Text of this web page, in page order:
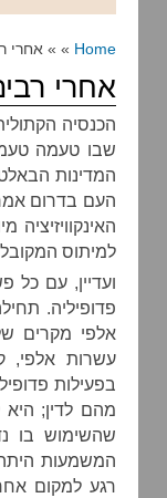
Home » » אחרי
אחרי
הכנסיה
שבו טעמה
המדינות
העם בדרום
למיתוס
ועדיין, עם כל
פדופיליה.
אלפי מקרים
עשרות אלפי,
מהם לדין;
שהשימוש בו
המשמעות
רגע למקום